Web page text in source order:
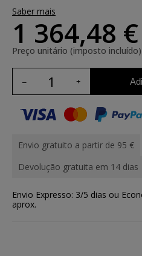
Saber mais
1 364,48 €
Preço unitário (imposto incluído)
Envio gratuito a partir de 95 €
Devolução gratuita em 14 dias
Envio Expresso: 3/5 dias ou
aprox.